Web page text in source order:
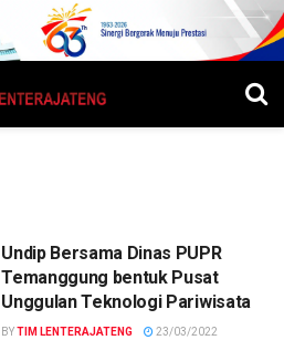
Undip Bersama Dinas PUPR
Temanggung bentuk Pusat
Unggulan Teknologi Pariwisata
BYTIM LENTERAJATENG 23/03/2022